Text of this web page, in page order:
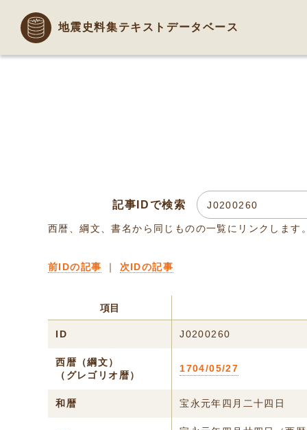
地震史料集テキストデータベース
記事IDで検索
西暦、綱文、書名から同じものの一覧にリンクします
前IDの記事 ｜ 次IDの記事
項目
ID J0200260
西暦（綱文）
（グレゴリオ暦）
1704/05/27
和暦 宝永元年四月二十四日